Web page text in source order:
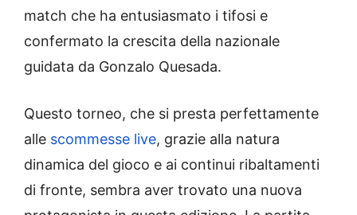
match che ha entusiasmato i tifosi e
confermato la crescita della nazionale
guidata da Gonzalo Quesada.
Questo torneo, che si presta perfettamente
alle scommesse live, grazie alla natura
dinamica del gioco e ai continui ribaltamenti
di fronte, sembra aver trovato una nuova